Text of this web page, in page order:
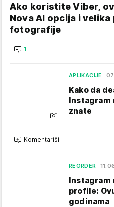
Ako koristite Viber,
Nova AI opcija i velika
fotografije
1
APLIKACIJE
Kako da
Instagram
znate
Komentariši
REORDER
Instagram
profile:
godinama